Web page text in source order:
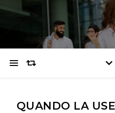
QUANDO LA